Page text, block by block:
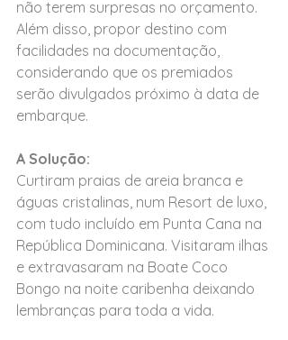
não terem surpresas no orçamento.
Além disso, propor destino com
facilidades na documentação,
considerando que os premiados
serão divulgados próximo à data de
embarque.
A Solução:
Curtiram praias de areia branca e
águas cristalinas, num Resort de luxo,
com tudo incluído em Punta Cana na
República Dominicana. Visitaram ilhas
e extravasaram na Boate Coco
Bongo na noite caribenha deixando
lembranças para toda a vida.